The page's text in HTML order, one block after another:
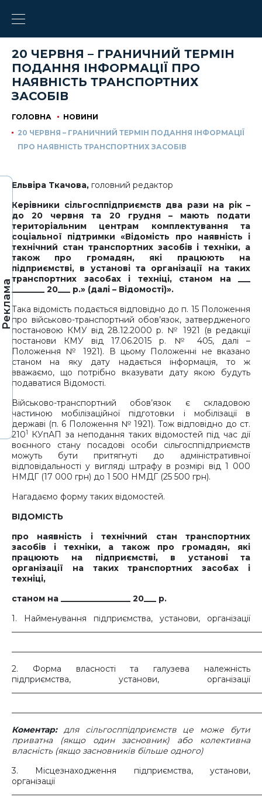
Реклама
20 ЧЕРВНЯ – ГРАНИЧНИЙ ТЕРМІН
ПОДАННЯ ІНФОРМАЦІЇ ПРО
НАЯВНІСТЬ ТРАНСПОРТНИХ
ЗАСОБІВ
ГОЛОВНА
НОВИНИ
20 ЧЕРВНЯ – ГРАНИЧНИЙ ТЕРМІН ПОДАННЯ ІНФОРМАЦІЇ
ПРО НАЯВНІСТЬ ТРАНСПОРТНИХ ЗАСОБІВ
Ельвіра Ткачова, головний редактор
Керівники сільгосппідприємств два рази на рік –
до 20 червня та 20 грудня – мають подати
територіальним центрам комплектування та
соціальної підтримки «Відомість про наявність і
технічний стан транспортних засобів і техніки, а
також про громадян, які працюють на
підприємстві, в установі та організації на таких
транспортних засобах і техніці, станом на ___
________ 20___ р.» (далі – Відомості)».
Така відомість подається відповідно до п. 15 Положення
про військово-транспортний обов’язок, затвердженого
постановою КМУ від 28.12.2000 р. № 1921 (в редакції
постанови КМУ від 17.06.2015 р. № 405, далі –
Положення № 1921). В цьому Положенні не вказано
станом на яку дату надається інформація, то ж
вважаємо, що потрібно вказувати дату якою будуть
подаватися Відомості.
Військово-транспортний обов’язок є складовою
частиною мобілізаційної підготовки і мобілізації в
державі (п. 6 Положення № 1921). Тож відповідно до ст.
2101
КУпАП за неподання таких відомостей під час дії
воєнного стану посадові особи сільгосппідприємств
можуть бути притягнуті до адміністративної
відповідальності у вигляді штрафу в розмірі від 1 000
НМДГ (17 000 грн) до 1 500 НМДГ (25 500 грн).
Нагадаємо форму таких відомостей.
ВІДОМІСТЬ
про наявність і технічний стан транспортних
засобів і техніки, а також про громадян, які
працюють на підприємстві, в установі та
організації на таких транспортних засобах і
техніці,
станом на _________________ 20___ р.
1. Найменування підприємства, установи, організації
2. Форма власності та галузева належність
підприємства, установи, організації
Коментар: для сільгосппідприємств це може бути
приватна (якщо один засновник) або колективна
власність (якщо засновників більше одного)
3. Місцезнаходження підприємства, установи,
організації